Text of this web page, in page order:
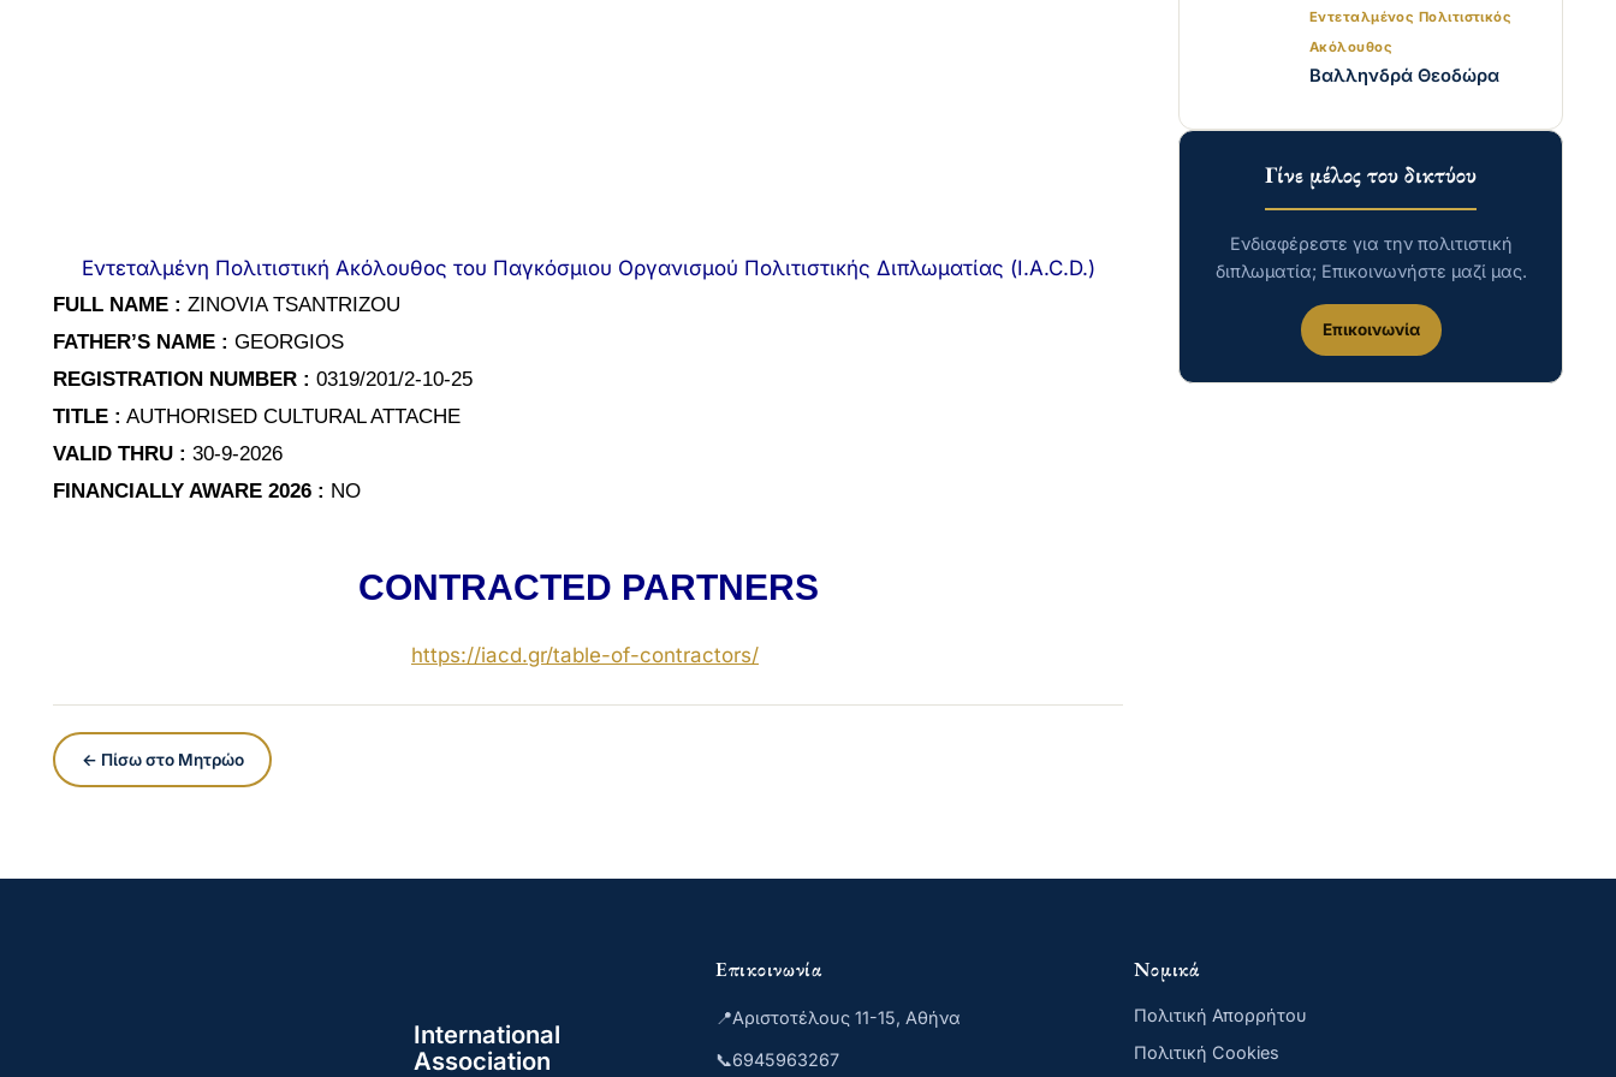
Εντεταλμένη Πολιτιστική Ακόλουθος του Παγκόσμιου Οργανισμού Πολιτιστικής Διπλωματίας (I.A.C.D.)
FULL NAME : ZINOVIA TSANTRIZOU
FATHER’S NAME : GEORGIOS
REGISTRATION NUMBER : 0319/201/2-10-25
TITLE : AUTHORISED CULTURAL ATTACHE
VALID THRU : 30-9-2026
FINANCIALLY AWARE 2026 : ΝΟ
CONTRACTED PARTNERS
https://iacd.gr/table-of-contractors/
← Πίσω στο Μητρώο
Εντεταλμένος Πολιτιστικός
Ακόλουθος
Βαλληνδρά Θεοδώρα
Γίνε μέλος του δικτύου
Ενδιαφέρεστε για την πολιτιστική
διπλωματία; Επικοινωνήστε μαζί μας.
Επικοινωνία
International
Association
Επικοινωνία
📍Αριστοτέλους 11-15, Αθήνα
📞6945963267
Νομικά
Πολιτική Απορρήτου
Πολιτική Cookies